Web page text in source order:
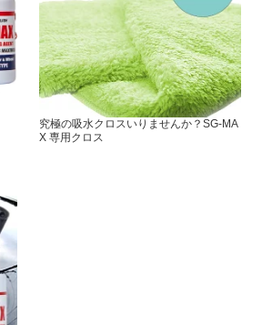
究極の吸水クロスいりませんか？SG-MA
X 専用クロス